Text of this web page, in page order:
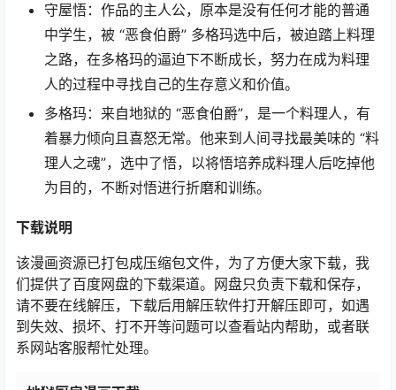
守屋悟：作品的主人公，原本是没有任何才能的普通
中学生，被 “恶食伯爵” 多格玛选中后，被迫踏上料理
之路，在多格玛的逼迫下不断成长，努力在成为料理
人的过程中寻找自己的生存意义和价值。
多格玛：来自地狱的 “恶食伯爵”，是一个料理人，有
着暴力倾向且喜怒无常。他来到人间寻找最美味的 “料
理人之魂”，选中了悟，以将悟培养成料理人后吃掉他
为目的，不断对悟进行折磨和训练。
下载说明
该漫画资源已打包成压缩包文件，为了方便大家下载，我
们提供了百度网盘的下载渠道。网盘只负责下载和保存，
请不要在线解压，下载后用解压软件打开解压即可，如遇
到失效、损坏、打不开等问题可以查看站内帮助，或者联
系网站客服帮忙处理。